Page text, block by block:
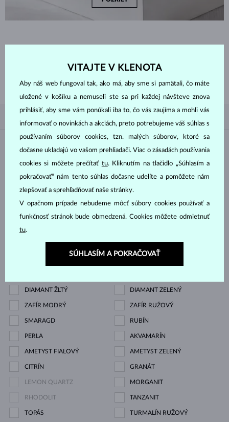
Inšpirujte sa nedávno zakúpenými náušnicami zo zlata a diamantov a
prezrite si tie najobľúbenejšie darčeky, ktorými sú práve náušnice.
Materiál
BIELE ZLATO ŽLTÉ ZLATO
RUŽOVÉ ZLATO
Drahokam
ZIRKÓNIE DIAMANT
DIAMANT ŽLTÝ DIAMANT ZELENÝ
ZAFÍR MODRÝ ZAFÍR RUŽOVÝ
SMARAGD RUBÍN
PERLA AKVAMARÍN
AMETYST FIALOVÝ AMETYST ZELENÝ
CITRÍN GRANÁT
LEMON QUARTZ MORGANIT
RHODOLIT TANZANIT
TOPÁS TURMALÍN RUŽOVÝ
VITAJTE V KLENOTA
Aby náš web fungoval tak, ako má, aby sme si pamätali, čo máte
uložené v košíku a nemuseli ste sa pri každej návšteve znova
prihlásiť, aby sme vám ponúkali iba to, čo vás zaujíma a mohli vás
informovať o novinkách a akciách, preto potrebujeme váš súhlas s
používaním súborov cookies, tzn. malých súborov, ktoré sa
dočasne ukladajú vo vašom prehliadači. Viac o zásadách používania
cookies si môžete prečítať tu. Kliknutím na tlačidlo „Súhlasím a
pokračovať“ nám tento súhlas dočasne udelíte a pomôžete nám
zlepšovať a sprehľadňovať naše stránky.
V opačnom prípade nebudeme môcť súbory cookies používať a
funkčnosť stránok bude obmedzená. Cookies môžete odmietnuť
tu.
SÚHLASÍM A POKRAČOVAŤ